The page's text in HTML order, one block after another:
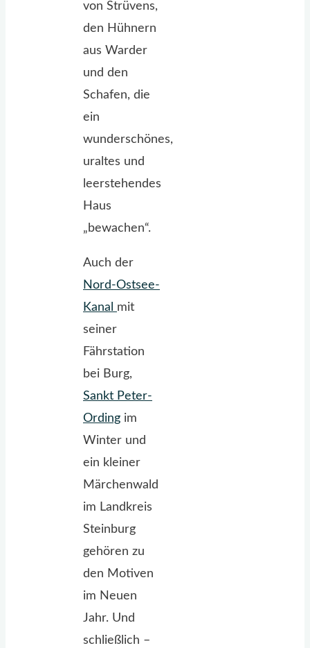
von Strüvens,
den Hühnern
aus Warder
und den
Schafen, die
ein
wunderschönes,
uraltes und
leerstehendes
Haus
„bewachen“.
Auch der
Nord-Ostsee-
Kanal mit
seiner
Fährstation
bei Burg,
Sankt Peter-
Ording im
Winter und
ein kleiner
Märchenwald
im Landkreis
Steinburg
gehören zu
den Motiven
im Neuen
Jahr. Und
schließlich –